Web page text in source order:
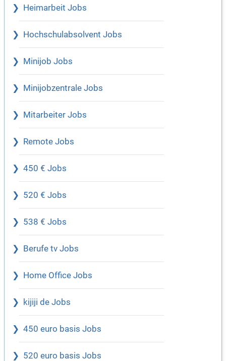
Heimarbeit Jobs
Hochschulabsolvent Jobs
Minijob Jobs
Minijobzentrale Jobs
Mitarbeiter Jobs
Remote Jobs
450 € Jobs
520 € Jobs
538 € Jobs
Berufe tv Jobs
Home Office Jobs
kijiji de Jobs
450 euro basis Jobs
520 euro basis Jobs